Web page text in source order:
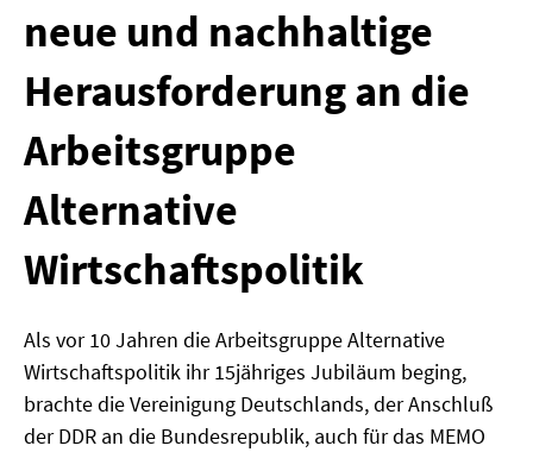
MATERIALIEN
MATERIALIEN ZU DEN MEMORANDEN
MATERIALIEN ZUR SOMMERSCHULE
MEMO-FORUM
SOMMERSCHULE
SOMMERSCHULE 2024
SOMMERSCHULE 2023
neue und nachhaltige
Herausforderung an die
Arbeitsgruppe
Alternative
Wirtschaftspolitik
Als vor 10 Jahren die Arbeitsgruppe Alternative
Wirtschaftspolitik ihr 15jähriges Jubiläum beging,
brachte die Vereinigung Deutschlands, der Anschluß
der DDR an die Bundesrepublik, auch für das MEMO